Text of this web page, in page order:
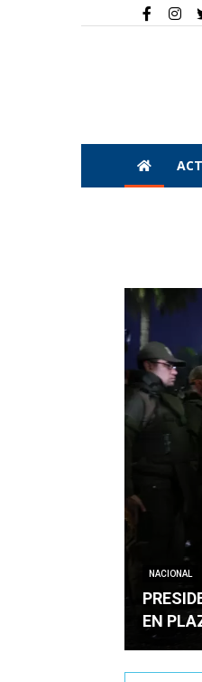
NACIONAL
EN